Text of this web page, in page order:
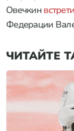
Овечкин
Федерации
ЧИТАЙТЕ